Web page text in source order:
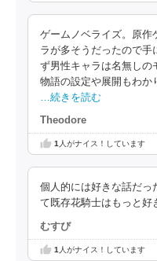
ゲームノベライズ。原作
ラが多そうだったので手
ず男性キャラは名無しの
物語の設定や展開もわか
…続きを読む
Theodore
1 人がナイス！しています
個人的には好きな話だっ
て既存花騎士はもっと好
むすび
1 人がナイス！しています